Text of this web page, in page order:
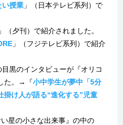
い授業」（日本テレビ系列）で
夕刊）で紹介されました。
」（フジテレビ系列）で紹介
黒のインタビューが『オリコ
た。→『小中学生が夢中「5分
掛け人が語る“進化する”児童
星の小さな出来事』の中の